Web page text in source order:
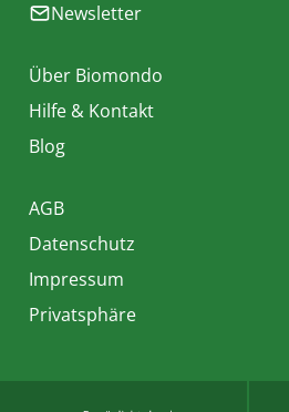
Newsletter
Über Biomondo
Hilfe & Kontakt
Blog
AGB
Datenschutz
Impressum
Privatsphäre